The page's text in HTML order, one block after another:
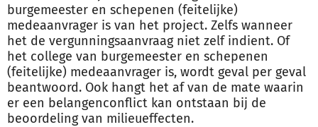
burgemeester en schepenen (feitelijke)
medeaanvrager is van het project. Zelfs wanneer
het de vergunningsaanvraag niet zelf indient. Of
het college van burgemeester en schepenen
(feitelijke) medeaanvrager is, wordt geval per geval
beantwoord. Ook hangt het af van de mate waarin
er een belangenconflict kan ontstaan bij de
beoordeling van milieueffecten.